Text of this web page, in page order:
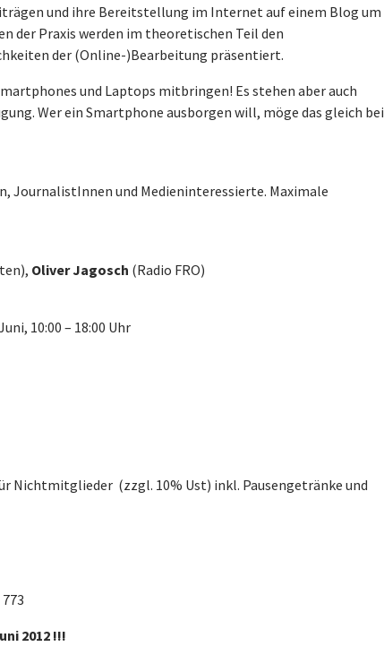
und ihre Bereitstellung im Internet auf einem Blog um
der Praxis werden im theoretischen Teil den
der (Online-)Bearbeitung präsentiert.
und Laptops mitbringen! Es stehen aber auch
Wer ein Smartphone ausborgen will, möge das gleich bei
JournalistInnen und Medieninteressierte. Maximale
Oliver Jagosch (Radio FRO)
10:00 – 18:00 Uhr
Nichtmitglieder (zzgl. 10% Ust) inkl. Pausengetränke und
2012 !!!